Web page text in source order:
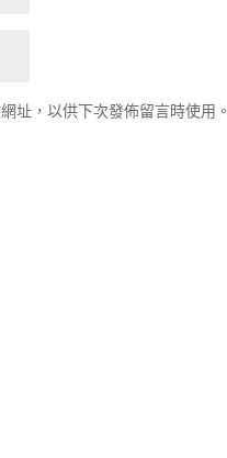
址，以供下次發佈留言時使用。